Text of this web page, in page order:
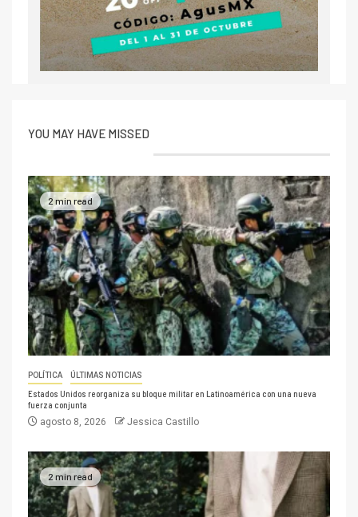
YOU MAY HAVE MISSED
2 min read
POLÍTICA ÚLTIMAS NOTICIAS
Estados Unidos reorganiza su bloque militar en Latinoamérica con una nueva
fuerza conjunta
agosto 8, 2026 Jessica Castillo
2 min read